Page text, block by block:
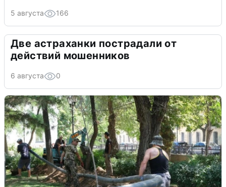
5 августа 166
Две астраханки пострадали от
действий мошенников
6 августа 0